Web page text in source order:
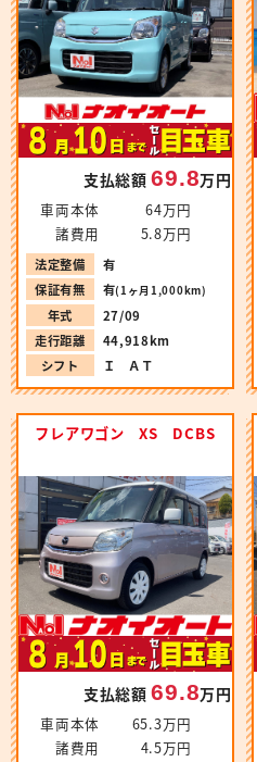
支払総額69.8万円
車両本体
64万円
諸費用
5.8万円
法定整備
有
保証有無
有(1ヶ月1,000km)
年式
27/09
走行距離
44,918km
シフト
Ｉ ＡＴ
フレアワゴン XS DCBS
支払総額69.8万円
車両本体
65.3万円
諸費用
4.5万円